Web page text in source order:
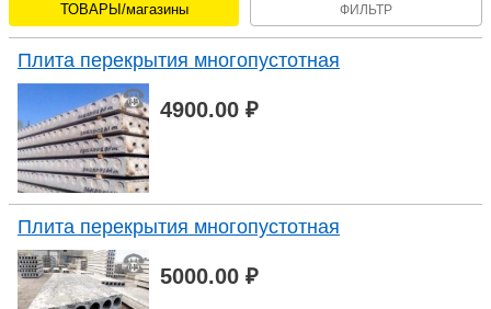
ТОВАРЫ/магазины ФИЛЬТР
Плита перекрытия многопустотная
4900.00 ₽
Плита перекрытия многопустотная
5000.00 ₽